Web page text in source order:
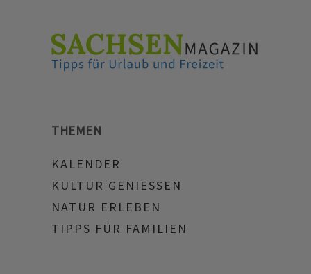
THEMEN
KALENDER
KULTUR GENIESSEN
NATUR ERLEBEN
TIPPS FÜR FAMILIEN